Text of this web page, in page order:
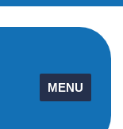
MENU